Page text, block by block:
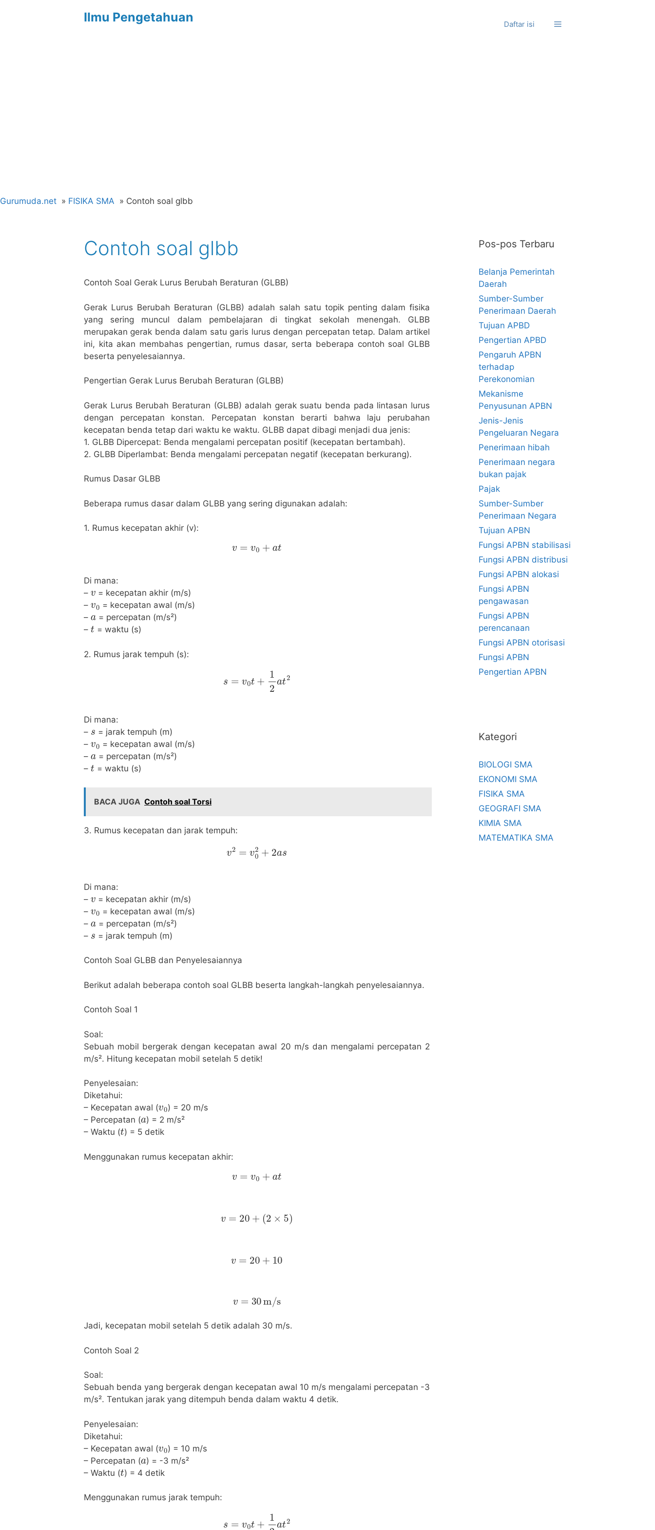
Ilmu Pengetahuan Daftar isi
Gurumuda.net FISIKA SMA Contoh soal glbb
Contoh soal glbb
Contoh Soal Gerak Lurus Berubah Beraturan (GLBB)
Gerak Lurus Berubah Beraturan (GLBB) adalah salah satu topik penting dalam fisika
yang sering muncul dalam pembelajaran di tingkat sekolah menengah. GLBB
merupakan gerak benda dalam satu garis lurus dengan percepatan tetap. Dalam artikel
ini, kita akan membahas pengertian, rumus dasar, serta beberapa contoh soal GLBB
beserta penyelesaiannya.
Pengertian Gerak Lurus Berubah Beraturan (GLBB)
Gerak Lurus Berubah Beraturan (GLBB) adalah gerak suatu benda pada lintasan lurus
dengan percepatan konstan. Percepatan konstan berarti bahwa laju perubahan
kecepatan benda tetap dari waktu ke waktu. GLBB dapat dibagi menjadi dua jenis:
1. GLBB Dipercepat: Benda mengalami percepatan positif (kecepatan bertambah).
2. GLBB Diperlambat: Benda mengalami percepatan negatif (kecepatan berkurang).
Rumus Dasar GLBB
Beberapa rumus dasar dalam GLBB yang sering digunakan adalah:
1. Rumus kecepatan akhir (v):
v= v0 + at
Di mana:
–
v
= kecepatan akhir (m/s)
–
v 0
= kecepatan awal (m/s)
–
a
= percepatan (m/s²)
–
t
= waktu (s)
2. Rumus jarak tempuh (s):
2a
Di mana:
–
s
= jarak tempuh (m)
–
v 0
= kecepatan awal (m/s)
–
a
= percepatan (m/s²)
–
t
= waktu (s)
BACA JUGA Contoh soal Torsi
3. Rumus kecepatan dan jarak tempuh:
v2 02 + 2
Di mana:
–
v
= kecepatan akhir (m/s)
–
v 0
= kecepatan awal (m/s)
–
a
= percepatan (m/s²)
–
s
= jarak tempuh (m)
Contoh Soal GLBB dan Penyelesaiannya
Berikut adalah beberapa contoh soal GLBB beserta langkah-langkah penyelesaiannya.
Contoh Soal 1
Soal:
Sebuah mobil bergerak dengan kecepatan awal 20 m/s dan mengalami percepatan 2
m/s². Hitung kecepatan mobil setelah 5 detik!
Penyelesaian:
Diketahui:
– Kecepatan awal (
0
) = 20 m/s
– Percepatan (
a
) = 2 m/s²
– Waktu (
t
) = 5 detik
Menggunakan rumus kecepatan akhir:
v= v0 + at
20 + 2×5 )
v= 20 + 10
v 30m/s
Jadi, kecepatan mobil setelah 5 detik adalah 30 m/s.
Contoh Soal 2
Soal:
Sebuah benda yang bergerak dengan kecepatan awal 10 m/s mengalami percepatan -3
m/s². Tentukan jarak yang ditempuh benda dalam waktu 4 detik.
Penyelesaian:
Diketahui:
– Kecepatan awal (
) = 10 m/s
– Percepatan (
a
) = -3 m/s²
– Waktu (
t
) = 4 detik
Menggunakan rumus jarak tempuh:
2a
Pos-pos Terbaru
Belanja Pemerintah
Daerah
Sumber-Sumber
Penerimaan Daerah
Tujuan APBD
Pengertian APBD
Pengaruh APBN
terhadap
Perekonomian
Mekanisme
Penyusunan APBN
Jenis-Jenis
Pengeluaran Negara
Penerimaan hibah
Penerimaan negara
bukan pajak
Pajak
Sumber-Sumber
Penerimaan Negara
Tujuan APBN
Fungsi APBN stabilisasi
Fungsi APBN distribusi
Fungsi APBN alokasi
Fungsi APBN
pengawasan
Fungsi APBN
perencanaan
Fungsi APBN otorisasi
Fungsi APBN
Pengertian APBN
Kategori
BIOLOGI SMA
EKONOMI SMA
FISIKA SMA
GEOGRAFI SMA
KIMIA SMA
MATEMATIKA SMA